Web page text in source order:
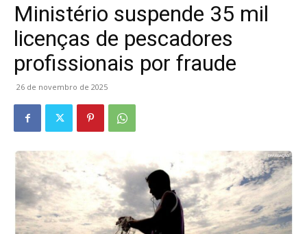
Ministério suspende 35 mil
licenças de pescadores
profissionais por fraude
26 de novembro de 2025